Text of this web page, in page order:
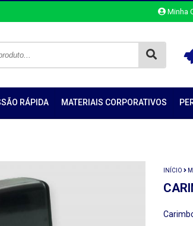
Minha
RÁPIDA MATERIAIS CORPORATIVOS
INÍCIO